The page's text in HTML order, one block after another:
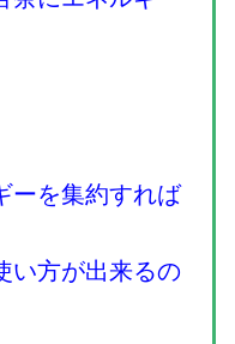
ーを集約すれば
い方が出来るの